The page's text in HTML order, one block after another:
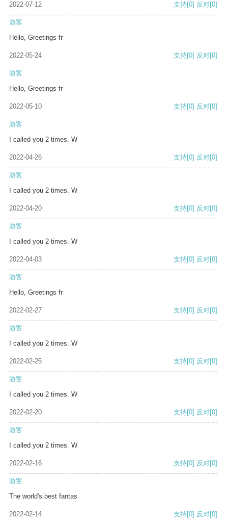
2022-07-12 支持[0] 反对[0]
游客
Hello, Greetings fr
2022-05-24 支持[0] 反对[0]
游客
Hello, Greetings fr
2022-05-10 支持[0] 反对[0]
游客
I called you 2 times. W
2022-04-26 支持[0] 反对[0]
游客
I called you 2 times. W
2022-04-20 支持[0] 反对[0]
游客
I called you 2 times. W
2022-04-03 支持[0] 反对[0]
游客
Hello, Greetings fr
2022-02-27 支持[0] 反对[0]
游客
I called you 2 times. W
2022-02-25 支持[0] 反对[0]
游客
I called you 2 times. W
2022-02-20 支持[0] 反对[0]
游客
I called you 2 times. W
2022-02-16 支持[0] 反对[0]
游客
The world's best fantas
2022-02-14 支持[0] 反对[0]